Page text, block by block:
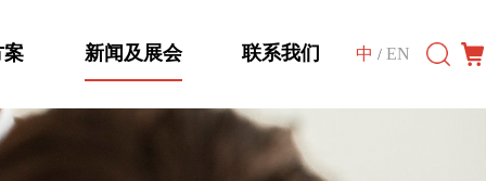
中 / EN
案 新闻及展会 联系我们